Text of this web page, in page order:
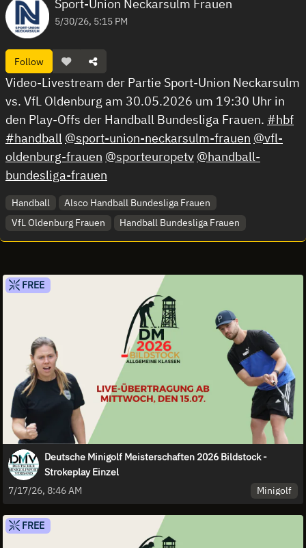
Sport-Union Neckarsulm Frauen
5/30/26, 5:15 PM
Follow
Video-Livestream der Partie Sport-Union Neckarsulm
vs. VfL Oldenburg am 30.05.2026 um 19:30 Uhr in
den Play-Offs der Handball Bundesliga Frauen. #hbf
#handball @sport-union-neckarsulm-frauen @vfl-
oldenburg-frauen @sporteuropetv @handball-
bundesliga-frauen
Handball
Alsco Handball Bundesliga Frauen
VfL Oldenburg Frauen
Handball Bundesliga Frauen
FREE
Deutsche Minigolf Meisterschaften 2026 Bildstock -
Strokeplay Einzel
7/17/26, 8:46 AM
Minigolf
FREE